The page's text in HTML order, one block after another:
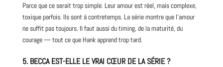
Parce que ce serait trop simple. Leur amour est réel, mais complexe,
toxique parfois. Ils sont à contretemps. La série montre que l’amour
ne suffit pas toujours. Il faut aussi du timing, de la maturité, du
courage — tout ce que Hank apprend trop tard.
5. BECCA EST-ELLE LE VRAI CŒUR DE LA SÉRIE ?